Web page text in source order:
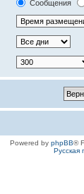
Сообщения
Powered by phpBB®
Русская